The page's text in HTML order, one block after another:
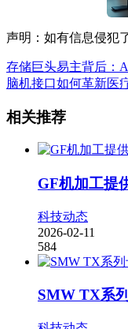
声明：如有信息侵犯
存储巨头易主背后：
脑机接口如何革新医
相关推荐
GF机加工提
科技动态
2026-02-11
584
SMW TX系